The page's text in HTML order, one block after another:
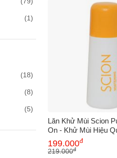
(2)
(2)
(2)
(2)
(1)
(18)
(8)
(5)
Lăn Khử Mùi Scion
On - Khử Mùi Hiệu
Da Dưới Cánh Tay,
Ngày
199.000đ
219.000đ
Tên của
Số điện